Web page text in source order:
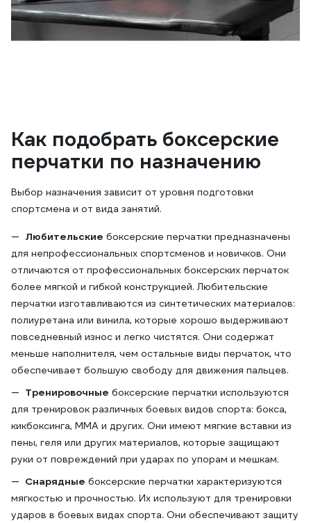
Как подобрать боксерские
перчатки по назначению
Выбор назначения зависит от уровня подготовки
спортсмена и от вида занятий.
Любительские боксерские перчатки предназначены
для непрофессиональных спортсменов и новичков. Они
отличаются от профессиональных боксерских перчаток
более мягкой и гибкой конструкцией. Любительские
перчатки изготавливаются из синтетических материалов:
полиуретана или винила, которые хорошо выдерживают
повседневный износ и легко чистятся. Они содержат
меньше наполнителя, чем остальные виды перчаток, что
обеспечивает большую свободу для движения пальцев.
Тренировочные боксерские перчатки используются
для тренировок различных боевых видов спорта: бокса,
кикбоксинга, ММА и других. Они имеют мягкие вставки из
пены, геля или других материалов, которые защищают
руки от повреждений при ударах по упорам и мешкам.
Снарядные боксерские перчатки характеризуются
мягкостью и прочностью. Их используют для тренировки
ударов в боевых видах спорта. Они обеспечивают защиту